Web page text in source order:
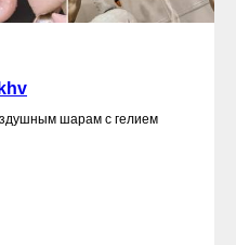
шарам с гелием